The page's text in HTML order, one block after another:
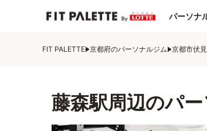
パーソナ
FIT PALETTE 京都府のパーソナルジム 京都市伏
藤森駅周辺のパ